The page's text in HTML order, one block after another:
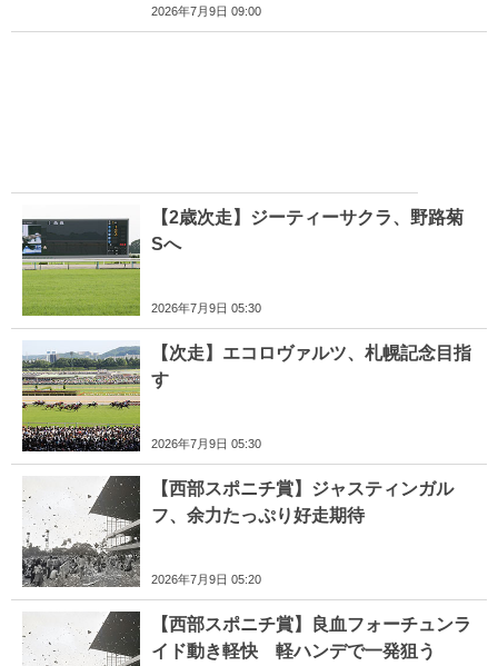
2026年7月9日 09:00
【2歳次走】ジーティーサクラ、野路菊
Sへ
2026年7月9日 05:30
【次走】エコロヴァルツ、札幌記念目指
す
2026年7月9日 05:30
【西部スポニチ賞】ジャスティンガル
フ、余力たっぷり好走期待
2026年7月9日 05:20
【西部スポニチ賞】良血フォーチュンラ
イド動き軽快 軽ハンデで一発狙う